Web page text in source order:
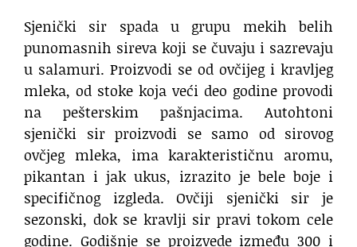
Sjenički sir spada u grupu mekih belih
punomasnih sireva koji se čuvaju i sazrevaju
u salamuri. Proizvodi se od ovčijeg i kravljeg
mleka, od stoke koja veći deo godine provodi
na pešterskim pašnjacima. Autohtoni
sjenički sir proizvodi se samo od sirovog
ovčjeg mleka, ima karakterističnu aromu,
pikantan i jak ukus, izrazito je bele boje i
specifičnog izgleda. Ovčiji sjenički sir je
sezonski, dok se kravlji sir pravi tokom cele
godine. Godišnje se proizvede između 300 i